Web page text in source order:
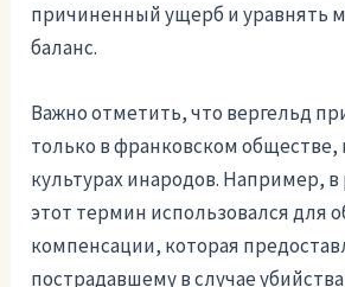
причиненный ущерб и уравнять
баланс.
Важно отметить, что вергельд
только в франковском обществе,
культурах инародов. Например, в
этот термин использовался для
компенсации, которая
пострадавшему в случае